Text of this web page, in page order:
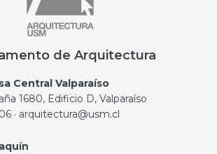
de Arquitectura
Central Valparaíso
1680, Edificio D, Valparaíso
· arquitectura@usm.cl